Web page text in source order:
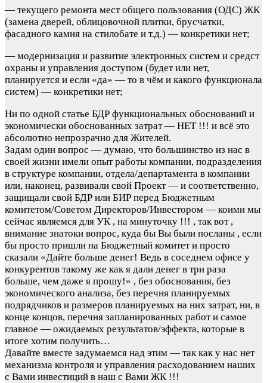
— текущего ремонта мест общего пользования (ОДС) ЖК
(замена дверей, облицовочной плитки, брусчатки,
фасадного камня на стилобате и т.д.) — конкретики нет;
— модернизация и развитие электронных систем и средст
охраны и управления доступом (будет или нет,
планируется и если «да» — то в чём и какого функционала
систем) — конкретики нет;
Ни по одной статье БДР функциональных обоснований и
экономически обоснованных затрат — НЕТ !!! и всё это
абсолютно непрозрачно для Жителей.
Задам один вопрос — думаю, что большинство из нас в
своей жизни имели опыт работы компании, подразделения
в структуре компании, отдела/департамента в компании
или, наконец, развивали свой Проект — и соответственно,
защищали свой БДР или БИР перед Бюджетным
комитетом/Советом Директоров/Инвестором — коими мы
сейчас являемся для УК , на минуточку !!! , так вот ,
внимание знатоки вопрос, куда бы Вы были посланы , если
бы просто пришли на Бюджетный комитет и просто
сказали «Дайте больше денег! Ведь в соседнем офисе у
конкурентов такому же как я дали денег в три раза
больше, чем даже я прошу!» , без обоснования, без
экономического анализа, без перечня планируемых
подрядчиков и размеров планируемых на них затрат, ни, в
конце концов, перечня запланированных работ и самое
главное — ожидаемых результатов/эффекта, которые в
итоге хотим получить…
Давайте вместе задумаемся над этим — так как у нас нет
механизма контроля и управления расходованием наших
с Вами инвестиций в наш с Вами ЖК !!!